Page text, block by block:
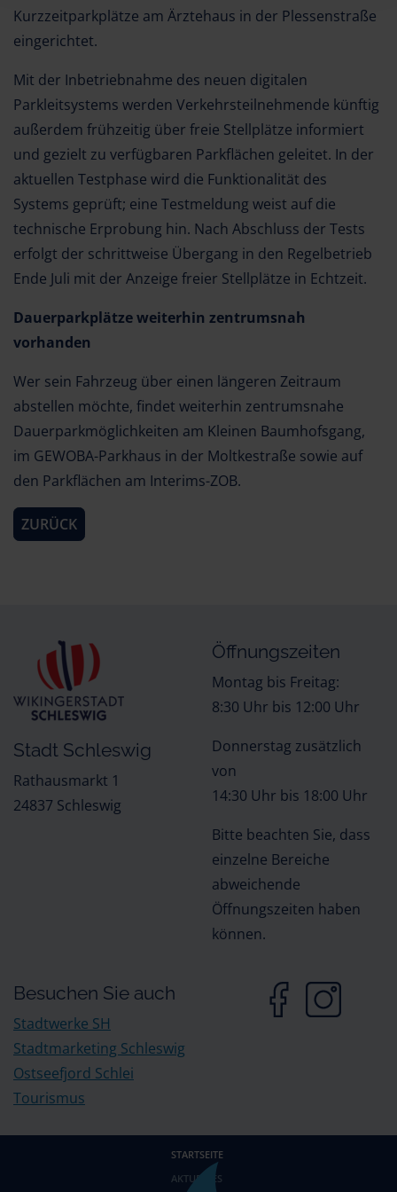
Kurzzeitparkplätze am Ärztehaus in der Plessenstraße
eingerichtet.
Mit der Inbetriebnahme des neuen digitalen
Parkleitsystems werden Verkehrsteilnehmende künftig
außerdem frühzeitig über freie Stellplätze informiert
und gezielt zu verfügbaren Parkflächen geleitet. In der
aktuellen Testphase wird die Funktionalität des
Systems geprüft; eine Testmeldung weist auf die
technische Erprobung hin. Nach Abschluss der Tests
erfolgt der schrittweise Übergang in den Regelbetrieb
Ende Juli mit der Anzeige freier Stellplätze in Echtzeit.
Dauerparkplätze weiterhin zentrumsnah
vorhanden
Wer sein Fahrzeug über einen längeren Zeitraum
abstellen möchte, findet weiterhin zentrumsnahe
Dauerparkmöglichkeiten am Kleinen Baumhofsgang,
im GEWOBA-Parkhaus in der Moltkestraße sowie auf
den Parkflächen am Interims-ZOB.
ZURÜCK
Stadt Schleswig
Rathausmarkt 1
24837 Schleswig
Öffnungszeiten
Montag bis Freitag:
8:30 Uhr bis 12:00 Uhr
Donnerstag zusätzlich
von
14:30 Uhr bis 18:00 Uhr
Bitte beachten Sie, dass
einzelne Bereiche
abweichende
Öffnungszeiten haben
können.
Besuchen Sie auch
Stadtwerke SH
Stadtmarketing Schleswig
Ostseefjord Schlei
Tourismus
STARTSEITE
AKTUELLES